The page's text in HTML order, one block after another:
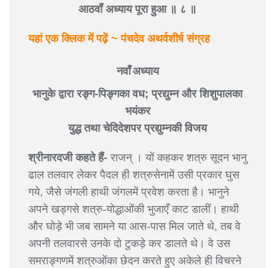
आठवाँ अध्याय पूरा हुआ ॥ ८ ॥
यहां एक क्लिक में पढ़ें ~ पंचदेव अथर्वशीर्ष संग्रह
नवाँ अध्याय
भानुके द्वारा रङ्ग-पिङ्गका वध; प्रद्युम्न और शिशुपालका
भयंकर
युद्ध तथा चेदिदेशपर प्रद्युम्नकी विजय
श्रीनारदजी कहते हैं- राजन् । यों कहकर शत्रु सूदन भानु
ढाल तलवार लेकर पैदल ही शत्रुसेनामें उसी प्रकार घुस
गये, जैसे जंगली हाथी जंगलमें प्रवेश करता है। भानुने
अपने खड्गसे शत्रु-योद्धाओंकी भुजाएँ काट डालीं। हाथी
और घोड़े भी जब सामने या आस-पास मिल जाते थे, तब वे
अपनी तलवारसे उनके दो टुकड़े कर डालते थे। वे उस
समराङ्गणमें शत्रुओंका छेदन करते हुए अकेले ही विचरने